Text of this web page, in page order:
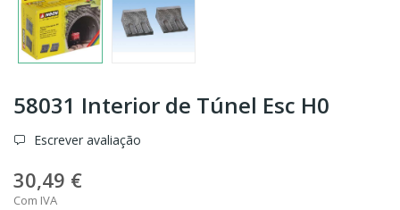
58031 Interior de Túnel Esc H0
Escrever avaliação
30,49 €
Com IVA